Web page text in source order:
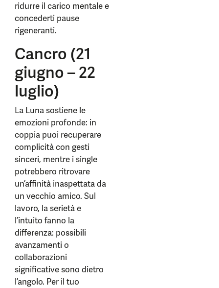
ridurre il carico mentale e
concederti pause
rigeneranti.
Cancro (21
giugno – 22
luglio)
La Luna sostiene le
emozioni profonde: in
coppia puoi recuperare
complicità con gesti
sinceri, mentre i single
potrebbero ritrovare
un’affinità inaspettata da
un vecchio amico. Sul
lavoro, la serietà e
l’intuito fanno la
differenza: possibili
avanzamenti o
collaborazioni
significative sono dietro
l’angolo. Per il tuo